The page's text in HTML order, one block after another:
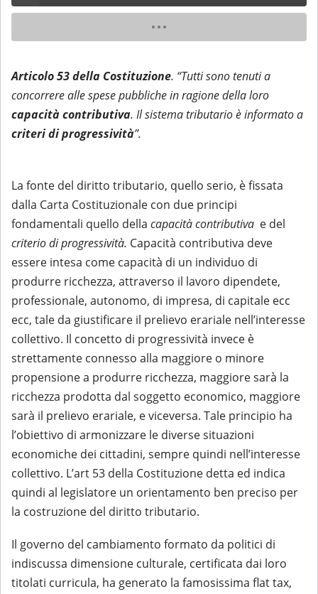
Articolo 53 della Costituzione. “Tutti sono tenuti a
concorrere alle spese pubbliche in ragione della loro
capacità contributiva. Il sistema tributario è informato a
criteri di progressività”.
La fonte del diritto tributario, quello serio, è fissata
dalla Carta Costituzionale con due principi
fondamentali quello della capacità contributiva e del
criterio di progressività. Capacità contributiva deve
essere intesa come capacità di un individuo di
produrre ricchezza, attraverso il lavoro dipendete,
professionale, autonomo, di impresa, di capitale ecc
ecc, tale da giustificare il prelievo erariale nell’interesse
collettivo. Il concetto di progressività invece è
strettamente connesso alla maggiore o minore
propensione a produrre ricchezza, maggiore sarà la
ricchezza prodotta dal soggetto economico, maggiore
sarà il prelievo erariale, e viceversa. Tale principio ha
l’obiettivo di armonizzare le diverse situazioni
economiche dei cittadini, sempre quindi nell’interesse
collettivo. L’art 53 della Costituzione detta ed indica
quindi al legislatore un orientamento ben preciso per
la costruzione del diritto tributario.
Il governo del cambiamento formato da politici di
indiscussa dimensione culturale, certificata dai loro
titolati curricula, ha generato la famosissima flat tax,